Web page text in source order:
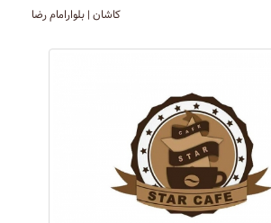
کاشان | بلوارامام رضا